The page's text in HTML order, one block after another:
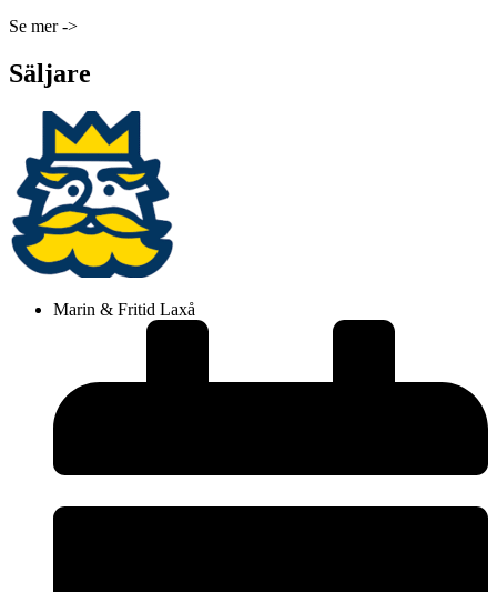
Se mer ->
Säljare
Marin & Fritid Laxå